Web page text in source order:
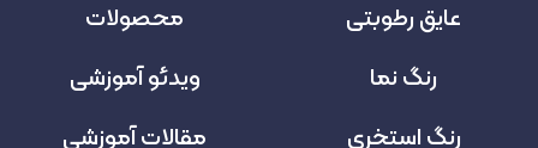
عایق رطوبتی
رنگ نما
رنگ استخری
محصولات
ویدئو آموزشی
مقالات آموزشی